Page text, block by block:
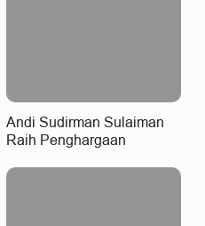
Andi Sudirman Sulaiman
Raih Penghargaan
Perkuat Konektivitas dan